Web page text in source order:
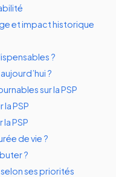
et impact historique
?
?
sur la PSP
PSP
PSP
de vie ?
?
ses priorités